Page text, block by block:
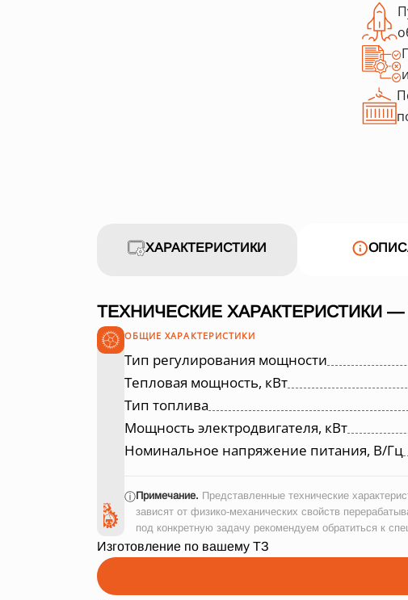
ХАРАКТЕРИСТИКИ
ТЕХНИЧЕСКИЕ ХАРАКТЕРИСТИКИ
ОБЩИЕ ХАРАКТЕРИСТИКИ
Тип регулирования мощности
Тепловая мощность, кВт
Тип топлива
Мощность электродвигателя, кВт
Номинальное напряжение питания, В/Гц
ⓘПримечание. Представленные технические
зависят от физико-механических свойств
под конкретную задачу рекомендуем обратиться к
Изготовление по вашему ТЗ